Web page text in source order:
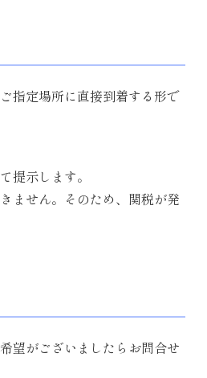
指定場所に直接到着する形で
提示します。
ません。そのため、関税が発
望がございましたらお問合せ